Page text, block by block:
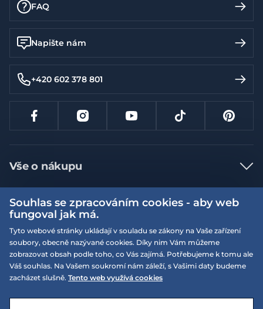
FAQ
Napište nám
+420 602 378 801
Vše o nákupu
Jak nakupovat
Nejčastější dotazy
Doprava a platba
Vrácení a výměna zboží
Reklamace
Více informací
Obchodní podmínky
Podmínky EQS věrnostního klubu
On-line katalogy
Naše prodejny
EQS Rudná
Souhlas se zpracováním cookies - aby web
fungoval jak má.
Tyto webové stránky ukládají v souladu se zákony na Vaše zařízení
soubory, obecně nazývané cookies. Díky nim Vám můžeme
zobrazovat obsah podle toho, co Vás zajímá. Potřebujeme k tomu ale
Váš souhlas. Na Vašem soukromí nám záleží, s Vašimi daty budeme
zacházet slušně. Tento web využívá cookies